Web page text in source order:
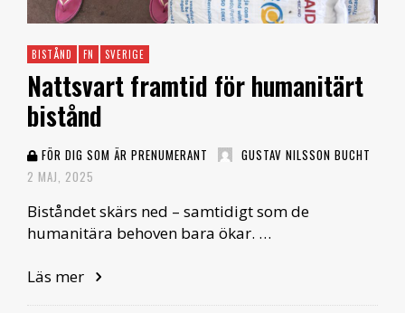
BISTÅND FN SVERIGE
Nattsvart framtid för humanitärt
bistånd
FÖR DIG SOM ÄR PRENUMERANT
GUSTAV NILSSON BUCHT
2 MAJ, 2025
Biståndet skärs ned – samtidigt som de
humanitära behoven bara ökar. …
Läs mer